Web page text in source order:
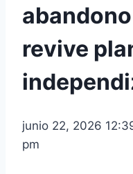
revive
junio 22, 2026
pm